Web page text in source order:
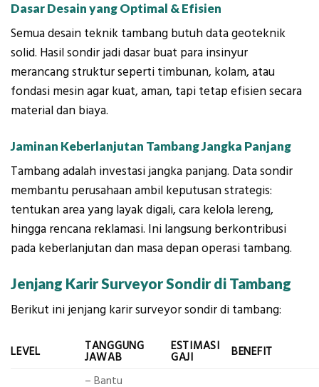
Dasar Desain yang Optimal & Efisien
Semua desain teknik tambang butuh data geoteknik
solid. Hasil sondir jadi dasar buat para insinyur
merancang struktur seperti timbunan, kolam, atau
fondasi mesin agar kuat, aman, tapi tetap efisien secara
material dan biaya.
Jaminan Keberlanjutan Tambang Jangka Panjang
Tambang adalah investasi jangka panjang. Data sondir
membantu perusahaan ambil keputusan strategis:
tentukan area yang layak digali, cara kelola lereng,
hingga rencana reklamasi. Ini langsung berkontribusi
pada keberlanjutan dan masa depan operasi tambang.
Jenjang Karir Surveyor Sondir di Tambang
Berikut ini jenjang karir surveyor sondir di tambang:
LEVEL TANGGUNG
JAWAB
ESTIMASI
GAJI
BENEFIT
– Bantu